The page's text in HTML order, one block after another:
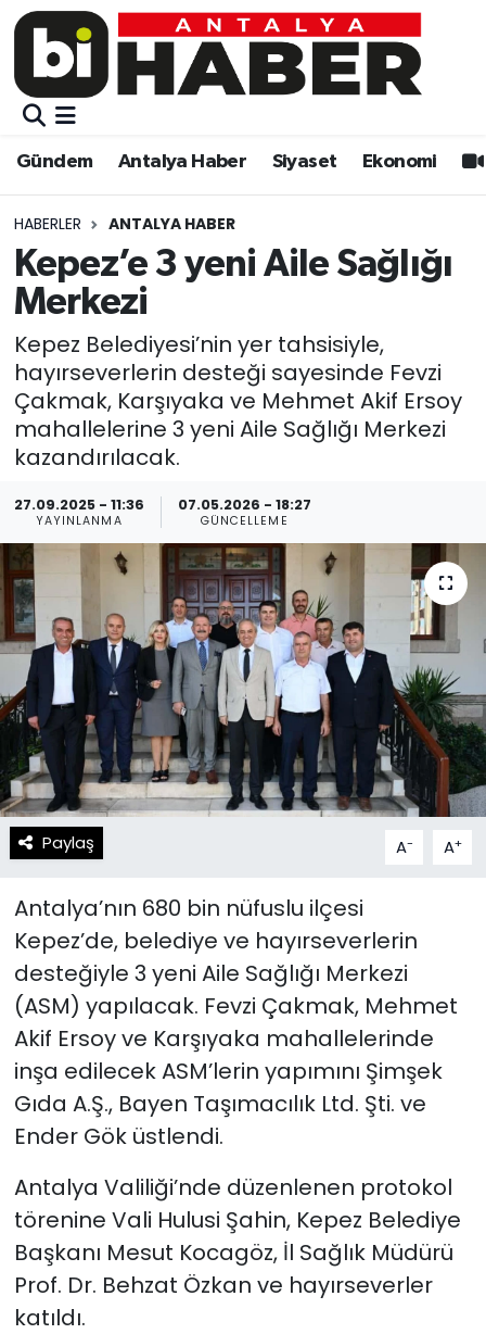
Gündem Antalya Haber Siyaset Ekonomi
HABERLER ANTALYA HABER
Kepez’e 3 yeni Aile Sağlığı
Merkezi
Kepez Belediyesi’nin yer tahsisiyle,
hayırseverlerin desteği sayesinde Fevzi
Çakmak, Karşıyaka ve Mehmet Akif Ersoy
mahallelerine 3 yeni Aile Sağlığı Merkezi
kazandırılacak.
27.09.2025 - 11:36
YAYINLANMA
07.05.2026 - 18:27
GÜNCELLEME
Paylaş A- A+
Antalya’nın 680 bin nüfuslu ilçesi
Kepez’de, belediye ve hayırseverlerin
desteğiyle 3 yeni Aile Sağlığı Merkezi
(ASM) yapılacak. Fevzi Çakmak, Mehmet
Akif Ersoy ve Karşıyaka mahallelerinde
inşa edilecek ASM’lerin yapımını Şimşek
Gıda A.Ş., Bayen Taşımacılık Ltd. Şti. ve
Ender Gök üstlendi.
Antalya Valiliği’nde düzenlenen protokol
törenine Vali Hulusi Şahin, Kepez Belediye
Başkanı Mesut Kocagöz, İl Sağlık Müdürü
Prof. Dr. Behzat Özkan ve hayırseverler
katıldı.
Gündem
Siyaset
Ekonomi
Video
Eğitim
Kültür-sanat
Sağlık
Spor
Teknoloji
Resmi İlanlar
Gündem
Siyaset
Eğitim
Ekonomi
Kültür-sanat
Sağlık
Spor
Teknoloji
Yaşam
Künye
Gizlilik Sözleşmesi
İletişim
Muratpaşa Nöbetçi Eczaneler
Muratpaşa Trafik Yoğunluk Haritası
Süper Lig Puan Durumu ve Fikstür
Tüm Manşetler
Son Dakika Haberleri
Haber Arşivi